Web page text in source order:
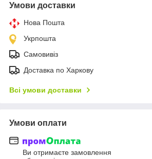
Умови доставки
Нова Пошта
Укрпошта
Самовивіз
Доставка по Харкову
Всі умови доставки
Умови оплати
Ви отримаєте замовлення